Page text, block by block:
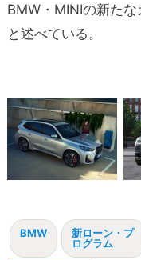
BMW・MINIの新た
と述べている。
BMW
新ローン・プ
ログラム